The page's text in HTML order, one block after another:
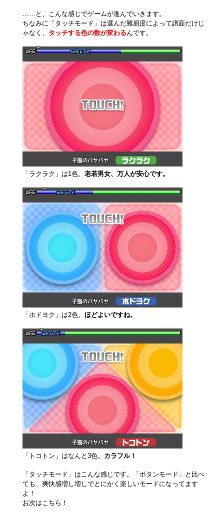
……と、こんな感じでゲームが進んでいきます。
ちなみに「タッチモード」は選んだ難易度によって譜面だけじ
ゃなく、 タッチする色の数が変わるんです。
「ラクラク」は1色。 老若男女、万人が安心です。
「ホドヨク」は2色。 ほどよいですね。
「トコトン」はなんと3色。 カラフル！
「タッチモード」はこんな感じです。「ボタンモード」と比べ
ても、爽快感増し増しでとにかく楽しいモードになってます
よ！
お次はこちら！